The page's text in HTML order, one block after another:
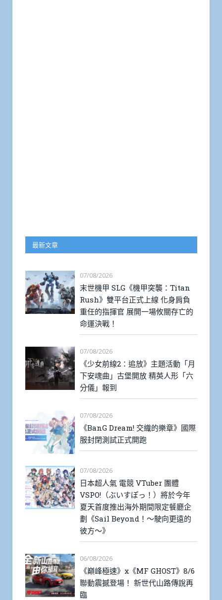
最新文章
07/08/2026
末世機甲 SLG《機甲突襲：Titan
Rush》雙平台正式上線 化身肩負
重任的指揮官 展開一場攸關存亡的
命運決戰！
07/08/2026
《少女前線2：追放》主題活動「月
下安魂曲」古堡開放 精英人形「六
分儀」報到
07/08/2026
《BanG Dream! 交織的樂章》國際
服封閉測試正式開跑
07/08/2026
日本超人氣 電競 VTuber 團體
VSPO!（ぶいすぽっ！）將於今年
夏天首度推出海外期間限定餐廳企
劃《Sail Beyond！～駛向更遠的
彼方～》
06/08/2026
《巔峰極速》x《MF GHOST》8/6
聯動震撼登場！ 新世代山路傳說再
臨